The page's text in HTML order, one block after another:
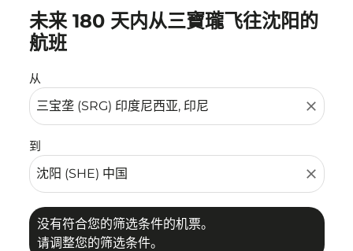
未来 180 天内从三寶瓏飞往沈阳的
航班
从
close
到
close
没有符合您的筛选条件的机票。
请调整您的筛选条件。
没有符合您的筛选条件的机票。请调整您的筛选条件。